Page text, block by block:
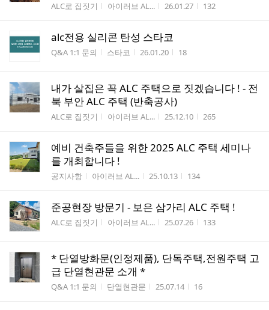
게시판명
ALC로 집짓기 작성자
아이러브 AL... 작성시간
26.01.27 조회수
132
alc전용 실리콘 탄성 스타코
게시판명
Q&A 1:1 문의 작성자
스타코 작성시간
26.01.20 조회수
18
내가 살집은 꼭 ALC 주택으로 짓겠습니다 ! - 전
북 부안 ALC 주택 (반축공사)
게시판명
ALC로 집짓기 작성자
아이러브 AL... 작성시간
25.12.10 조회수
265
예비 건축주들을 위한 2025 ALC 주택 세미나
를 개최합니다 !
게시판명
공지사항 작성자
아이러브 AL... 작성시간
25.10.13 조회수
134
준공현장 방문기 - 보은 삼가리 ALC 주택 !
게시판명
ALC로 집짓기 작성자
아이러브 AL... 작성시간
25.07.26 조회수
133
* 단열방화문(인정제품), 단독주택,전원주택 고
급 단열현관문 소개 *
게시판명
Q&A 1:1 문의 작성자
단열현관문 작성시간
25.07.14 조회수
16